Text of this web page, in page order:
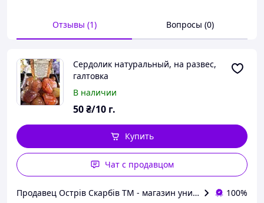
Отзывы (1) Вопросы (0)
Сердолик натуральный, на развес,
галтовка
В наличии
50₴/10 г.
Купить
Чат с продавцом
Продавец Острів Скарбів ТМ - магазин уникальних100%